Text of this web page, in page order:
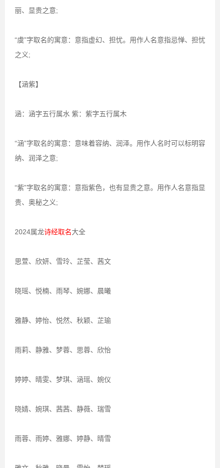
丽、显贵之意;
“虞”字取名的寓意：意指虚幻、担忧。用作人名意指忌惮、担忧
之义;
【涵紫】
涵：涵字五行属水 紫：紫字五行属木
“涵”字取名的寓意：意味着容纳、润泽。用作人名时可以标明容
纳、润泽之意;
“紫”字取名的寓意：意指紫色，也有显贵之意。用作人名意指显
贵、奥秘之义;
2024属龙诗经取名大全
思萱、欣妍、雪玲、芷莹、茜文
晓瑶、悦楠、雨琴、婉娜、晨曦
雅静、婷怡、悦然、秋颖、芷瑜
雨莉、静雅、梦蓉、思蓉、欣怡
婷婷、晴雯、梦琪、涵瑶、婉仪
晓婧、婉琪、茜茜、静薇、瑞雪
雨蓉、雨婷、雅娜、婷静、晴雪